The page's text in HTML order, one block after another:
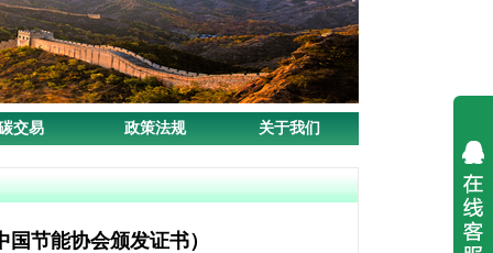
交易 政策法规 关于我们
节能协会颁发证书）